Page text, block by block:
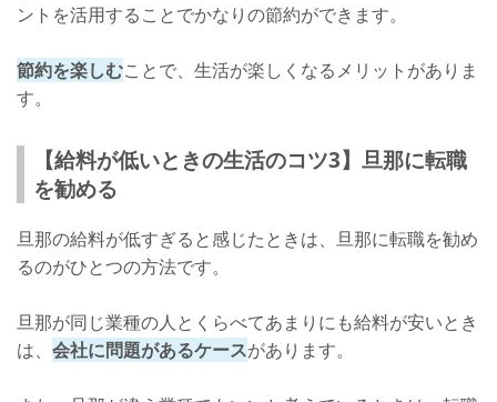
ントを活用することでかなりの節約ができます。
節約を楽しむことで、生活が楽しくなるメリットがありま
す。
【給料が低いときの生活のコツ3】旦那に転職
を勧める
旦那の給料が低すぎると感じたときは、旦那に転職を勧め
るのがひとつの方法です。
旦那が同じ業種の人とくらべてあまりにも給料が安いとき
は、 会社に問題があるケースがあります。